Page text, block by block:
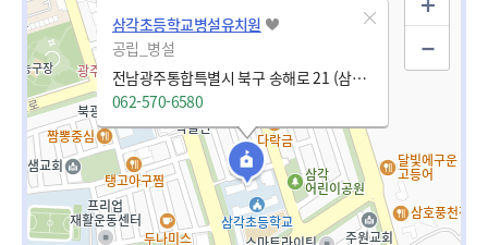
삼각초등학교병설유치원
공립_병설
전남광주통합특별시 북구 송해로 21 (삼각동)
062-570-6580